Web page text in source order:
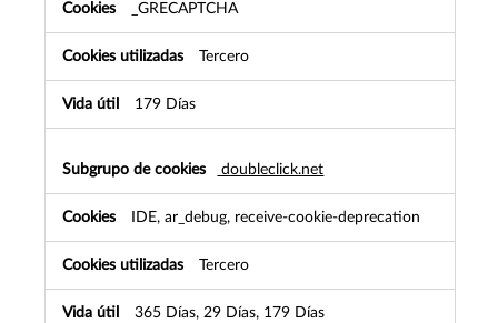
_GRECAPTCHA
Tercero
179 Días
doubleclick.net
IDE, ar_debug, receive-cookie-deprecation
Tercero
365 Días, 29 Días, 179 Días